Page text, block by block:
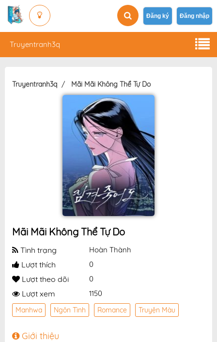
Đăng ký Đăng nhập
Truyentranh3q
Truyentranh3q Mãi Mãi Không Thể Tự Do
Mãi Mãi Không Thể Tự Do
Tình trạng Hoàn Thành
Lượt thích 0
Lượt theo dõi 0
Lượt xem 1150
Manhwa Ngôn Tình Romance Truyện Màu
Giới thiệu